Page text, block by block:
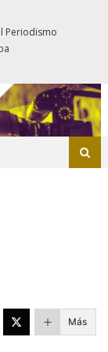
Periodismo
Más